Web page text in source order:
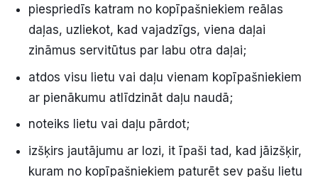
piespriedīs katram no kopīpašniekiem reālas
daļas, uzliekot, kad vajadzīgs, viena daļai
zināmus servitūtus par labu otra daļai;
atdos visu lietu vai daļu vienam kopīpašniekiem
ar pienākumu atlīdzināt daļu naudā;
noteiks lietu vai daļu pārdot;
izšķirs jautājumu ar lozi, it īpaši tad, kad jāizšķir,
kuram no kopīpašniekiem paturēt sev pašu lietu